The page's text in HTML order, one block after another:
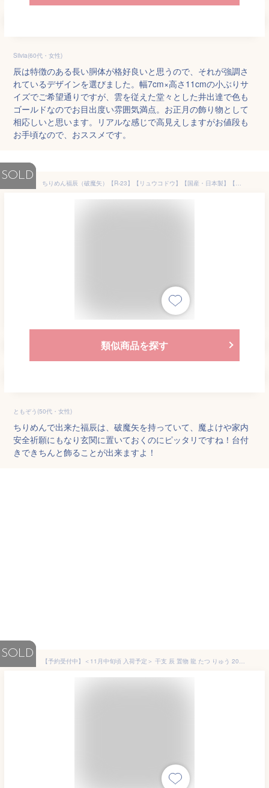
Silvia(60代・女性)
辰は特徴のある長い胴体が格好良いと思うので、それが強調さ
れているデザインを選びました。幅7cm×高さ11cmの小ぶりサ
イズでご希望通りですが、雲を従えた堂々とした井出達で色も
ゴールドなのでお目出度い雰囲気満点。お正月の飾り物として
相応しいと思います。リアルな感じで高見えしますがお値段も
お手頃なので、おススメです。
SOLD
ちりめん福辰（破魔矢）【R-23】【リュウコドウ】【国産・日本製】【干支 置物 辰】【辰・龍・竜】【正月飾り】【2024年 干支の置物】【お正月飾り】【正月飾り 置物】
類似商品を探す
ともぞう(50代・女性)
ちりめんで出来た福辰は、破魔矢を持っていて、魔よけや家内
安全祈願にもなり玄関に置いておくのにピッタリですね！台付
きできちんと飾ることが出来ますよ！
SOLD
【予約受付中】＜11月中旬頃 入荷予定＞ 干支 辰 置物 龍 たつ りゅう 2024年/ ビードロ金彩 福辰（彫龍） /粗品 販促 景品 縁起 町内会 敬老会 神社 寺社 年末 年始 家庭用 業務用